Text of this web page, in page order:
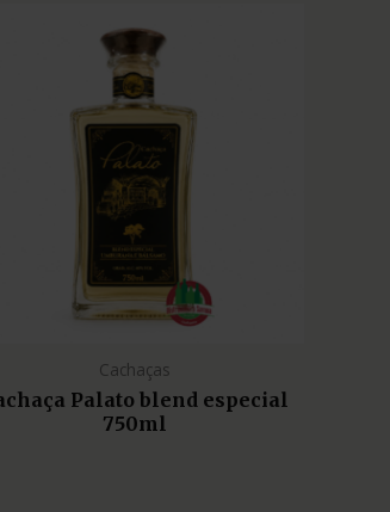
Cachaças
Palato blend especial
750ml